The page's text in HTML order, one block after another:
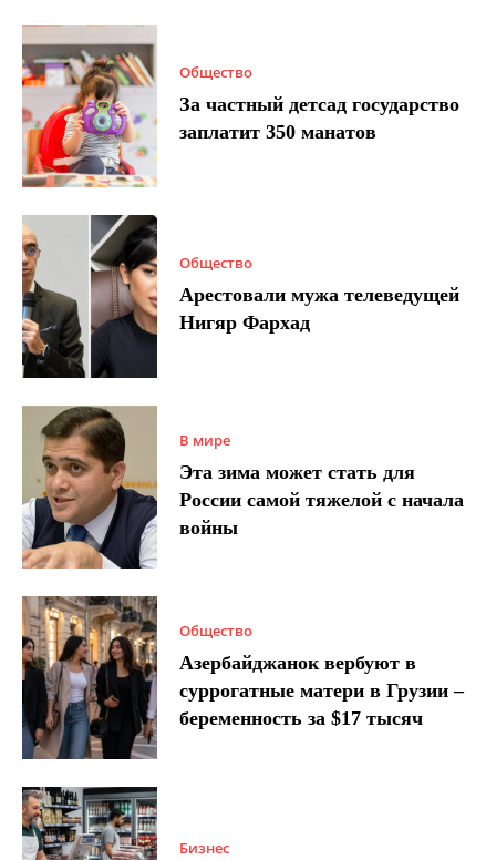
Общество
За частный детсад государство
заплатит 350 манатов
Общество
Арестовали мужа телеведущей
Нигяр Фархад
В мире
Эта зима может стать для
России самой тяжелой с начала
войны
Общество
Азербайджанок вербуют в
суррогатные матери в Грузии –
беременность за $17 тысяч
Бизнес